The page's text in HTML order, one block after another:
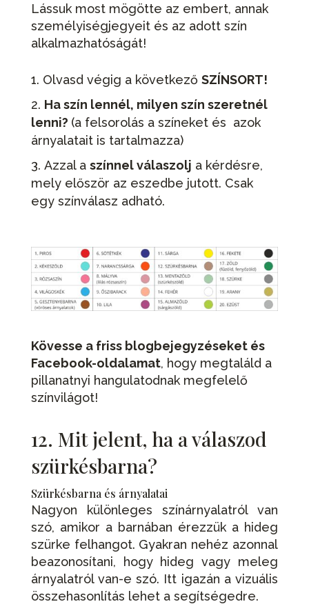
Lássuk most mögötte az embert, annak
személyiségjegyeit és az adott szín
alkalmazhatóságát!
Olvasd végig a következő SZÍNSORT!
Ha szín lennél, milyen szín szeretnél
lenni? (a felsorolás a színeket és azok
árnyalatait is tartalmazza)
Azzal a színnel válaszolj a kérdésre,
mely először az eszedbe jutott. Csak
egy színválasz adható.
Kövesse a friss blogbejegyzéseket és
Facebook-oldalamat, hogy megtaláld a
pillanatnyi hangulatodnak megfelelő
színvilágot!
12. Mit jelent, ha a válaszod
szürkésbarna?
Szürkésbarna és árnyalatai
Nagyon különleges színárnyalatról van
szó, amikor a barnában érezzük a hideg
szürke felhangot. Gyakran nehéz azonnal
beazonosítani, hogy hideg vagy meleg
árnyalatról van-e szó. Itt igazán a vizuális
összehasonlítás lehet a segítségedre.